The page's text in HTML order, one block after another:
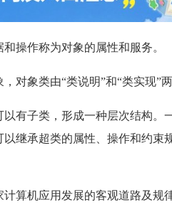
操作称为对象的属性和服务。
象类由“类说明”和“类实现”两
子类，形成一种层次结构。
继承超类的属性、操作和约束
机应用发展的客观道路及规